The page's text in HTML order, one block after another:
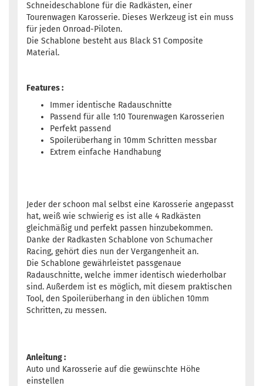
Schneideschablone für die Radkästen, einer
Tourenwagen Karosserie. Dieses Werkzeug ist ein muss
für jeden Onroad-Piloten.
Die Schablone besteht aus Black S1 Composite
Material.
Features :
Immer identische Radauschnitte
Passend für alle 1:10 Tourenwagen Karosserien
Perfekt passend
Spoilerüberhang in 10mm Schritten messbar
Extrem einfache Handhabung
Jeder der schoon mal selbst eine Karosserie angepasst
hat, weiß wie schwierig es ist alle 4 Radkästen
gleichmäßig und perfekt passen hinzubekommen.
Danke der Radkasten Schablone von Schumacher
Racing, gehört dies nun der Vergangenheit an.
Die Schablone gewährleistet passgenaue
Radauschnitte, welche immer identisch wiederholbar
sind. Außerdem ist es möglich, mit diesem praktischen
Tool, den Spoilerüberhang in den üblichen 10mm
Schritten, zu messen.
Anleitung :
Auto und Karosserie auf die gewünschte Höhe
einstellen